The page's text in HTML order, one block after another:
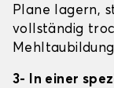
Plane lagern,
vollständig
3- In einer